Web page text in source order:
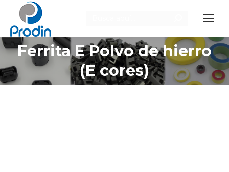
Ferrita E Polvo de hierro
(E cores)
Estás aquí: